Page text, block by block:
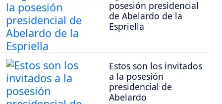
posesión presidencial
de Abelardo de la
Espriella
Estos son los invitados
a la posesión
presidencial de
Abelardo